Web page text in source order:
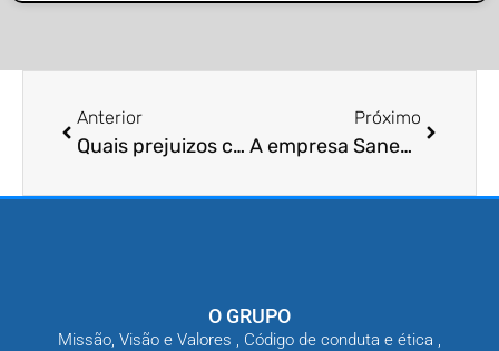
Anterior
Quais prejuizos causados por pombos?
Próximo
A empresa Sanemix realiza controle de Pombos?
O GRUPO
Missão, Visão e Valores , Código de conduta e ética ,